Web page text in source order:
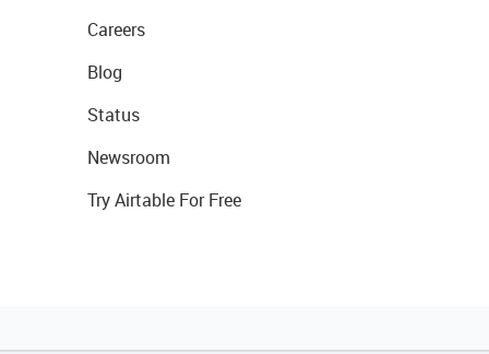
Careers
Blog
Status
Newsroom
Try Airtable For Free